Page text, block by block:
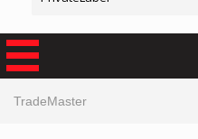
TradeMaster